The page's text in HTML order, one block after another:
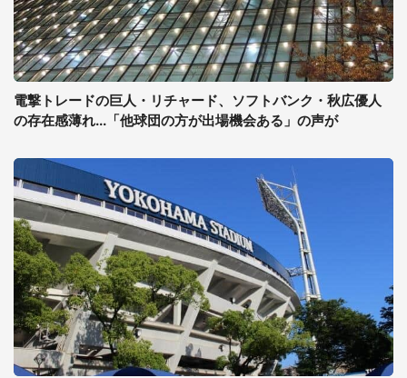
電撃トレードの巨人・リチャード、ソフトバンク・秋広優人
の存在感薄れ...「他球団の方が出場機会ある」の声が